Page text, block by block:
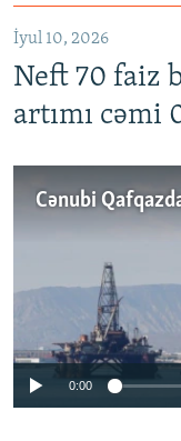
İyul 10, 2026
Neft 70 faiz
artımı cəmi
No media
0:00